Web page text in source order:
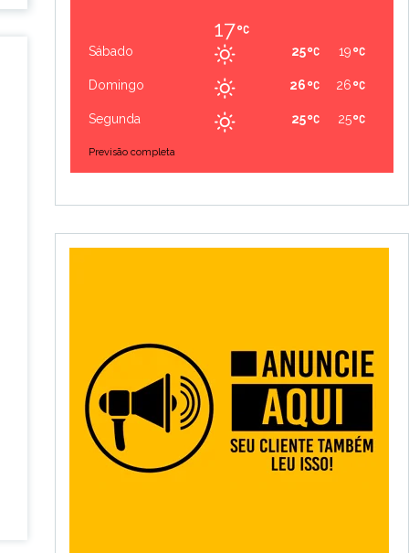
17
Sábado 19
25
Domingo 26
26
Segunda 25
25
Previsão completa